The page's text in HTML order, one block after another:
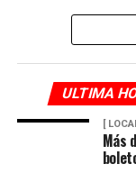
ULTIMA
[
Más